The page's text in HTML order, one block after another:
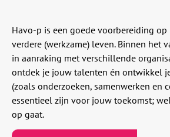
Havo-p is een goede voorbereiding
verdere (werkzame) leven. Binnen het
in aanraking met verschillende
ontdek je jouw talenten én ontwikkel
(zoals onderzoeken, samenwerken en
essentieel zijn voor jouw toekomst;
op gaat.